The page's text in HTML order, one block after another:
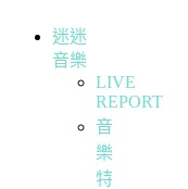
迷迷
音樂
LIVE
REPORT
音
樂
特